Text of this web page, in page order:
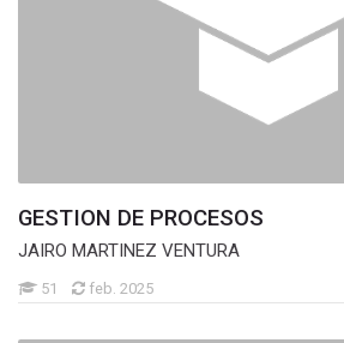
GESTION DE PROCESOS
JAIRO MARTINEZ VENTURA
51 feb. 2025